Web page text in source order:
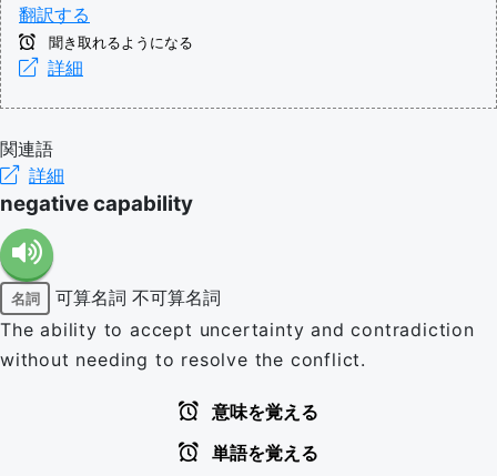
翻訳する
聞き取れるようになる
詳細
関連語
詳細
negative capability
名詞 可算名詞 不可算名詞
The ability to accept uncertainty and contradiction
without needing to resolve the conflict.
意味を覚える
単語を覚える